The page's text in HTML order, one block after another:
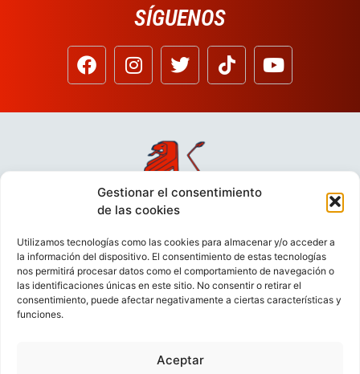
Gestionar el consentimiento
de las cookies
Utilizamos tecnologías como las cookies para almacenar y/o acceder a
la información del dispositivo. El consentimiento de estas tecnologías
nos permitirá procesar datos como el comportamiento de navegación o
las identificaciones únicas en este sitio. No consentir o retirar el
consentimiento, puede afectar negativamente a ciertas características y
funciones.
Aceptar
SÍGUENOS